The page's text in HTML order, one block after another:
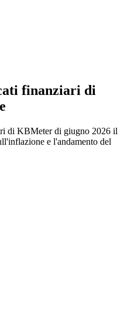
finanziari di
di KBMeter di giugno 2026 il
e l'andamento del